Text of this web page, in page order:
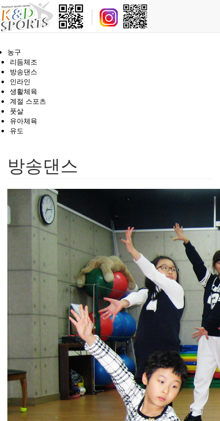
농구
리듬체조
방송댄스
인라인
생활체육
계절 스포츠
풋살
유아체육
유도
방송댄스